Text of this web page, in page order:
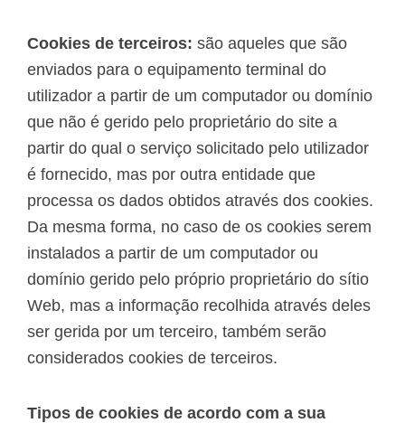
Cookies de terceiros: são aqueles que são
enviados para o equipamento terminal do
utilizador a partir de um computador ou domínio
que não é gerido pelo proprietário do site a
partir do qual o serviço solicitado pelo utilizador
é fornecido, mas por outra entidade que
processa os dados obtidos através dos cookies.
Da mesma forma, no caso de os cookies serem
instalados a partir de um computador ou
domínio gerido pelo próprio proprietário do sítio
Web, mas a informação recolhida através deles
ser gerida por um terceiro, também serão
considerados cookies de terceiros.
Tipos de cookies de acordo com a sua